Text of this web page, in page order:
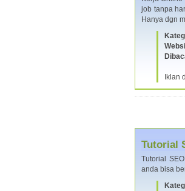
job tanpa
Hanya dgn
Iklan
Tutorial
Tutorial
anda bisa